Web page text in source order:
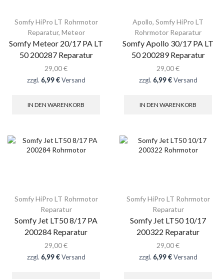
Somfy HiPro LT Rohrmotor
Reparatur, Meteor
Somfy Meteor 20/17 PA LT
50 200287 Reparatur
29,00€
zzgl. 6,99 €Versand
IN DEN WARENKORB
Apollo, Somfy HiPro LT
Rohrmotor Reparatur
Somfy Apollo 30/17 PA LT
50 200289 Reparatur
29,00€
zzgl. 6,99 €Versand
IN DEN WARENKORB
Somfy HiPro LT Rohrmotor
Reparatur
Somfy Jet LT50 8/17 PA
200284 Reparatur
29,00€
zzgl. 6,99 €Versand
Somfy HiPro LT Rohrmotor
Reparatur
Somfy Jet LT50 10/17
200322 Reparatur
29,00€
zzgl. 6,99 €Versand